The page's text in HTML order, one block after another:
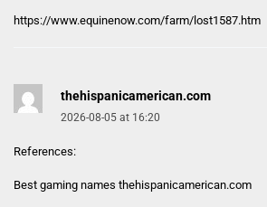
https://www.equinenow.com/farm/lost1587.htm
thehispanicamerican.com
2026-08-05 at 16:20
References:
Best gaming names thehispanicamerican.com